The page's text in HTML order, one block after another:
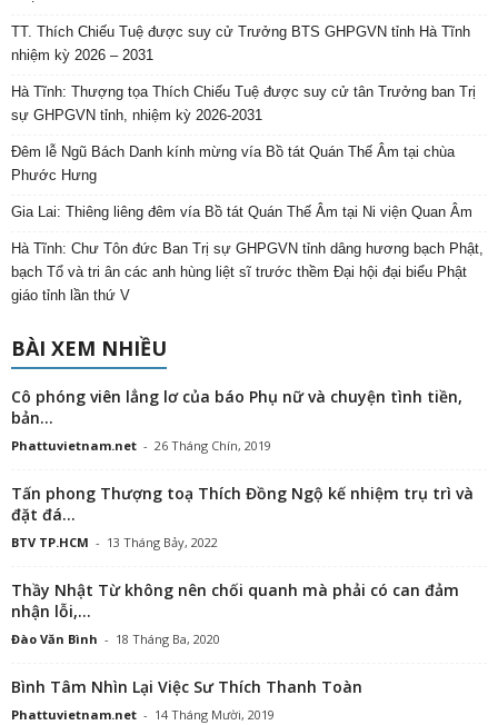
TT. Thích Chiếu Tuệ được suy cử Trưởng BTS GHPGVN tỉnh Hà Tĩnh
nhiệm kỳ 2026 – 2031
Hà Tĩnh: Thượng tọa Thích Chiếu Tuệ được suy cử tân Trưởng ban Trị
sự GHPGVN tỉnh, nhiệm kỳ 2026-2031
Đêm lễ Ngũ Bách Danh kính mừng vía Bồ tát Quán Thế Âm tại chùa
Phước Hưng
Gia Lai: Thiêng liêng đêm vía Bồ tát Quán Thế Âm tại Ni viện Quan Âm
Hà Tĩnh: Chư Tôn đức Ban Trị sự GHPGVN tỉnh dâng hương bạch Phật,
bạch Tổ và tri ân các anh hùng liệt sĩ trước thềm Đại hội đại biểu Phật
giáo tỉnh lần thứ V
BÀI XEM NHIỀU
Cô phóng viên lẳng lơ của báo Phụ nữ và chuyện tình tiền,
bản...
Phattuvietnam.net - 26 Tháng Chín, 2019
Tấn phong Thượng toạ Thích Đồng Ngộ kế nhiệm trụ trì và
đặt đá...
BTV TP.HCM - 13 Tháng Bảy, 2022
Thầy Nhật Từ không nên chối quanh mà phải có can đảm
nhận lỗi,...
Đào Văn Bình - 18 Tháng Ba, 2020
Bình Tâm Nhìn Lại Việc Sư Thích Thanh Toàn
Phattuvietnam.net - 14 Tháng Mười, 2019